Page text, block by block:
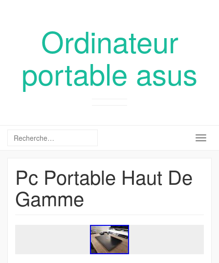
Ordinateur
portable asus
Pc Portable Haut De
Gamme